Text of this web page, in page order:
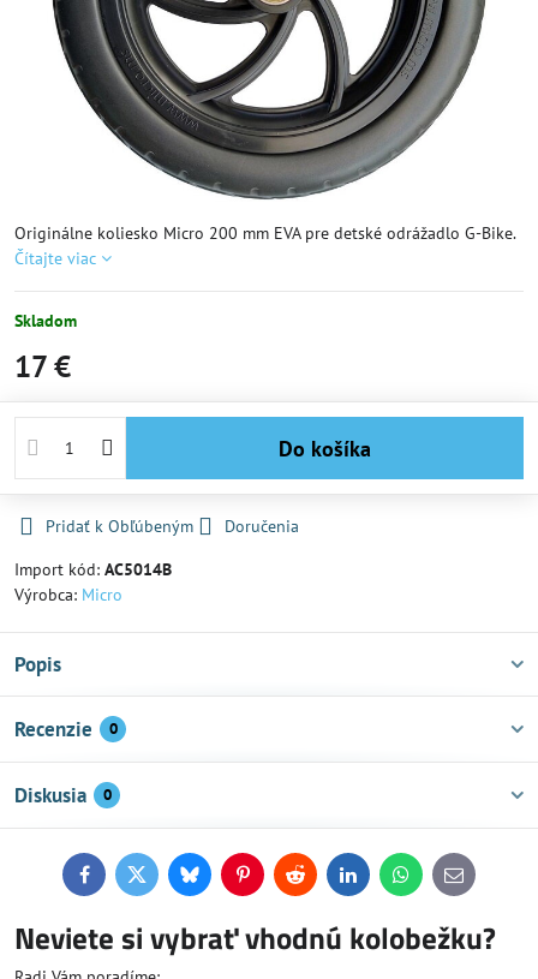
Originálne koliesko Micro 200 mm EVA pre detské odrážadlo G-Bike.
Čítajte viac
Skladom
17 €
Do košíka
Pridať k Obľúbeným
Doručenia
Import kód: AC5014B
Výrobca: Micro
Popis
Recenzie 0
Diskusia 0
FacebookTwitterBlueskyPinterestReddit LinkedInWhatsApp
E-
mail
Neviete si vybrať vhodnú kolobežku?